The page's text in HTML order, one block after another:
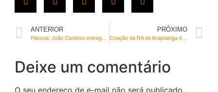
ANTERIOR PRÓXIMO
Criação da RA do Arapoanga é tema de audiência pública da CLDF
Deixe um comentário